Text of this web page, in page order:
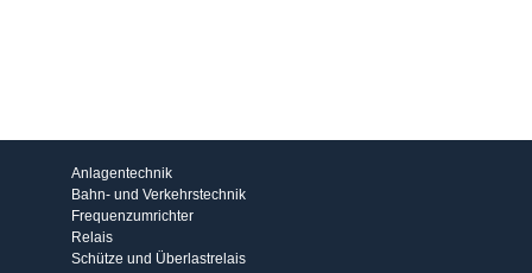
Anlagentechnik
Bahn- und Verkehrstechnik
Frequenzumrichter
Relais
Schütze und Überlastrelais